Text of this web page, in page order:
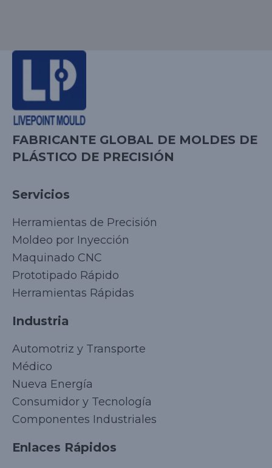
FABRICANTE GLOBAL DE MOLDES DE
PLÁSTICO DE PRECISIÓN
Servicios
Herramientas de Precisión
Moldeo por Inyección
Maquinado CNC
Prototipado Rápido
Herramientas Rápidas
Industria
Automotriz y Transporte
Médico
Nueva Energía
Consumidor y Tecnología
Componentes Industriales
Enlaces Rápidos